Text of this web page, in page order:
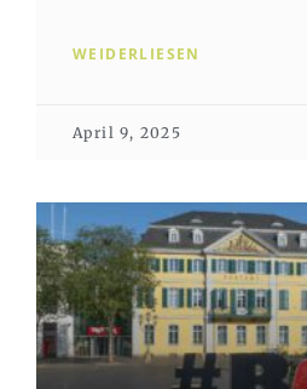
WEIDERLIESEN
April 9, 2025